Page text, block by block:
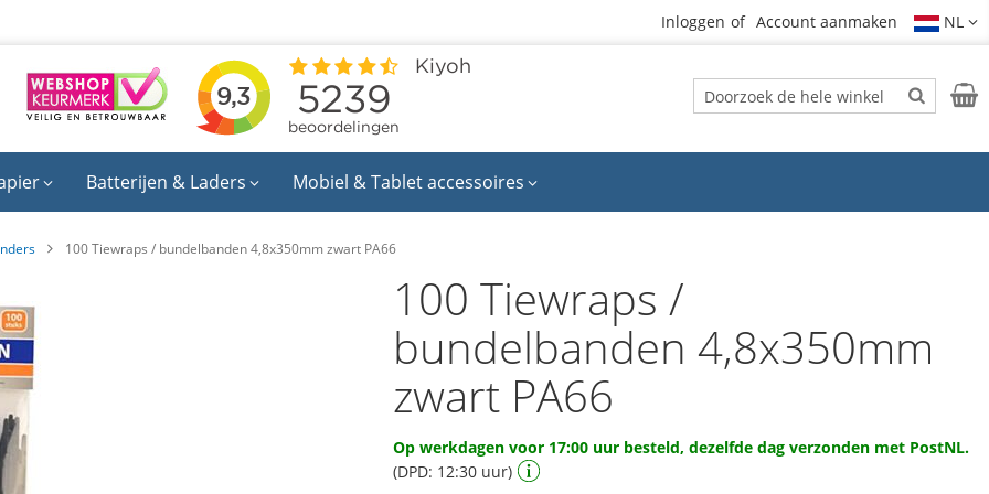
Inloggen Account aanmaken NL
Zoek
Zoek
Batterijen & Laders Mobiel & Tablet accessoires
100 Tiewraps / bundelbanden 4,8x350mm zwart PA66
100 Tiewraps /
bundelbanden 4,8x350mm
zwart PA66
Op werkdagen voor 17:00 uur besteld, dezelfde dag verzonden met PostNL.
(DPD: 12:30 uur)